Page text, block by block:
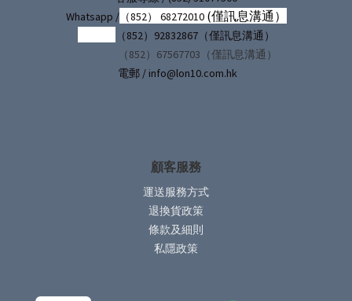
Whatsapp /（852） 68272010 (僅訊息溝通）
（852）92832867（僅訊息溝通）
（852）67567703（僅訊息溝通）
電郵 / info@lon10.com.hk
顧客服務
運送服務方式
退換貨政策
條款及細則
私隱政策